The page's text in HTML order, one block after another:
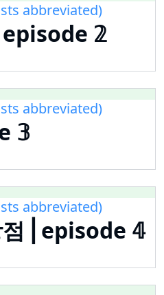
abbreviated)
episode 𝟚
abbreviated)
𝟛
abbreviated)
⎜episode 𝟜